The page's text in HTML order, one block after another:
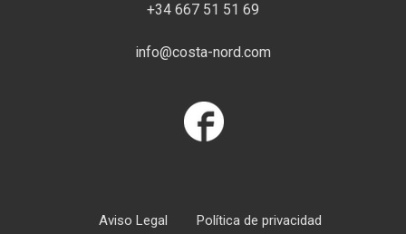
+34 667 51 51 69
info@costa-nord.com
Aviso Legal Política de privacidad